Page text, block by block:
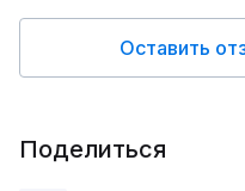
Оставить
Поделиться